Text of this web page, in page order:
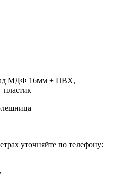
МДФ 16мм + ПВХ,
уточняйте по телефону: